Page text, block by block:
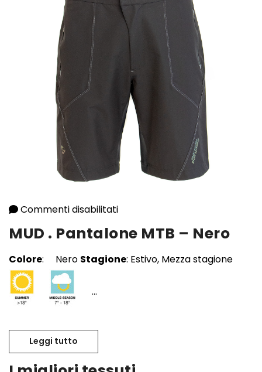
Commenti disabilitati
MUD . Pantalone MTB – Nero
Colore: Nero Stagione: Estivo, Mezza stagione
...
Leggi tutto